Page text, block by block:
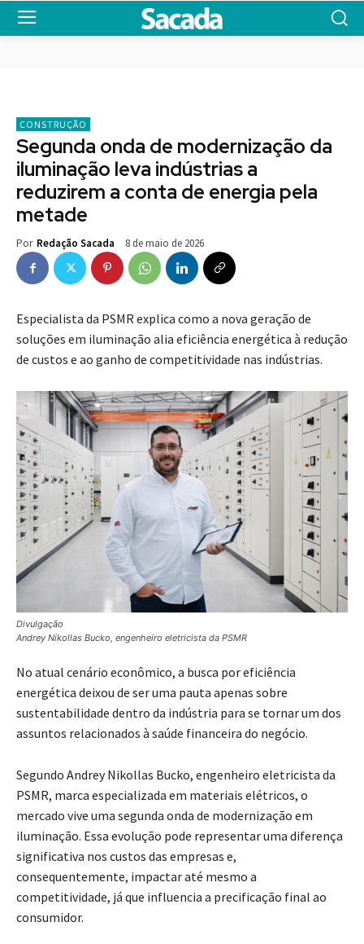
CONSTRUÇÃO
Segunda onda de modernização da
iluminação leva indústrias a
reduzirem a conta de energia pela
metade
Por Redação Sacada 8 de maio de 2026
Especialista da PSMR explica como a nova geração de
soluções em iluminação alia eficiência energética à redução
de custos e ao ganho de competitividade nas indústrias.
Divulgação
Andrey Nikollas Bucko, engenheiro eletricista da PSMR
No atual cenário econômico, a busca por eficiência
energética deixou de ser uma pauta apenas sobre
sustentabilidade dentro da indústria para se tornar um dos
assuntos relacionados à saúde financeira do negócio.
Segundo Andrey Nikollas Bucko, engenheiro eletricista da
PSMR, marca especializada em materiais elétricos, o
mercado vive uma segunda onda de modernização em
iluminação. Essa evolução pode representar uma diferença
significativa nos custos das empresas e,
consequentemente, impactar até mesmo a
competitividade, já que influencia a precificação final ao
consumidor.